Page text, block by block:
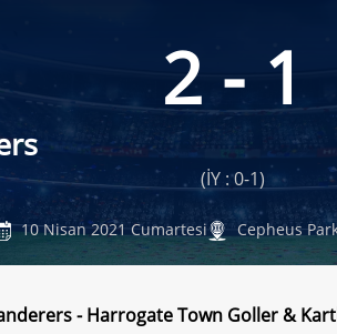
2 - 1
(İY : 0-1)
10 Nisan 2021 Cumartesi Cepheus
- Harrogate Town Goller &